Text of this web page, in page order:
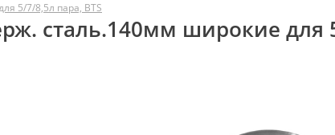
5/7/8,5л пара, BTS
сталь.140мм широкие для